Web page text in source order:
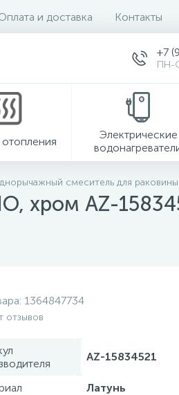
и доставка Контакты
+7
ПН-
Электрические
смеситель для раковины
хром AZ-
1364847734
отзывов
AZ-15834521
Латунь